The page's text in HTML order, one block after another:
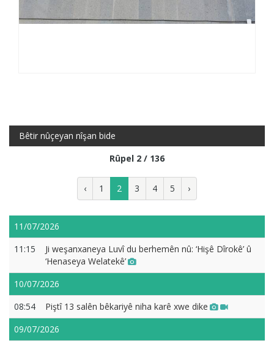
Bêtir nûçeyan nîşan bide
Rûpel 2 / 136
‹ 1 2 3 4 5 ›
11/07/2026
11:15
Ji weşanxaneya Luvî du berhemên nû: ‘Hişê Dîrokê’ û
‘Henaseya Welatekê’
10/07/2026
08:54
Piştî 13 salên bêkariyê niha karê xwe dike
09/07/2026